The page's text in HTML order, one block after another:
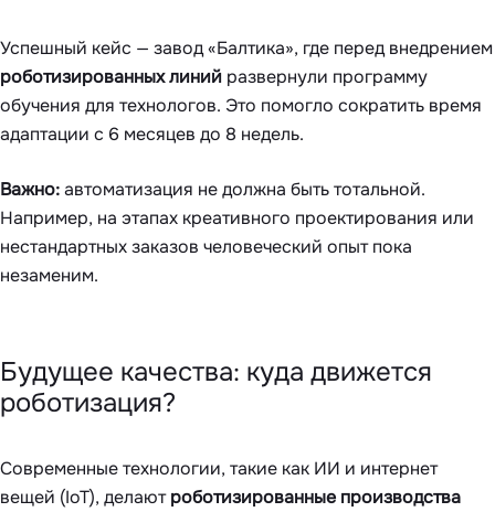
Успешный кейс — завод «Балтика», где перед внедрением
роботизированных линий развернули программу
обучения для технологов. Это помогло сократить время
адаптации с 6 месяцев до 8 недель.
Важно:автоматизация не должна быть тотальной.
Например, на этапах креативного проектирования или
нестандартных заказов человеческий опыт пока
незаменим.
Будущее качества: куда движется
роботизация?
Современные технологии, такие как ИИ и интернет
вещей (IoT), делаютроботизированные производства